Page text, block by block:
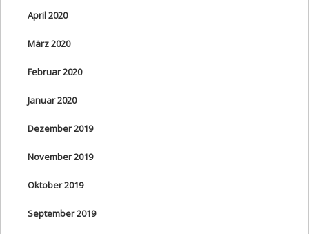
April 2020
März 2020
Februar 2020
Januar 2020
Dezember 2019
November 2019
Oktober 2019
September 2019